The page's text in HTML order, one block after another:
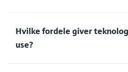
Hvilke fordele giver
use?